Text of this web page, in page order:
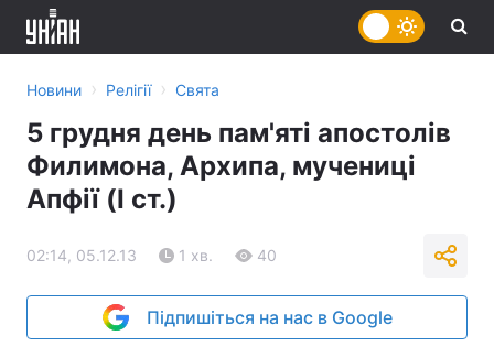
Новини › Релігії › Свята
5 грудня день пам'яті апостолів
Филимона, Архипа, мучениці
Апфії (I ст.)
02:14, 05.12.13 1 хв. 40
Підпишіться на нас в Google